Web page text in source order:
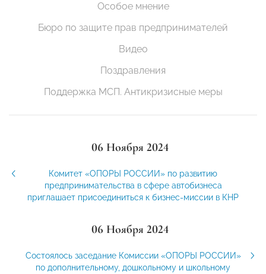
Особое мнение
Бюро по защите прав предпринимателей
Видео
Поздравления
Поддержка МСП. Антикризисные меры
06 Ноября 2024
Комитет «ОПОРЫ РОССИИ» по развитию
предпринимательства в сфере автобизнеса
приглашает присоединиться к бизнес-миссии в КНР
06 Ноября 2024
Состоялось заседание Комиссии «ОПОРЫ РОССИИ»
по дополнительному, дошкольному и школьному